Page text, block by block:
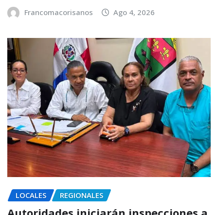
Francomacorisanos Ago 4, 2026
LOCALES REGIONALES